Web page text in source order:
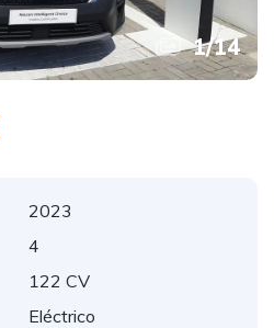
1/14
2023
4
122 CV
Eléctrico